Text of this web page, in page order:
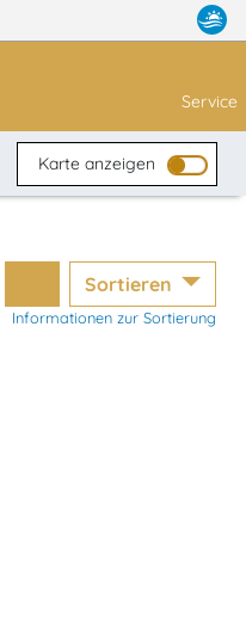
Service
Karte anzeigen
Sortieren
Informationen zur Sortierung